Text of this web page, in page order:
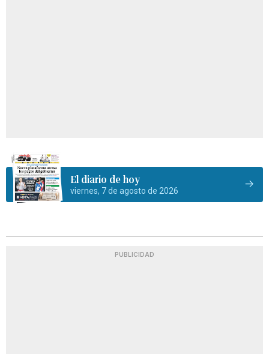
El diario de hoy
viernes, 7 de agosto de 2026
PUBLICIDAD